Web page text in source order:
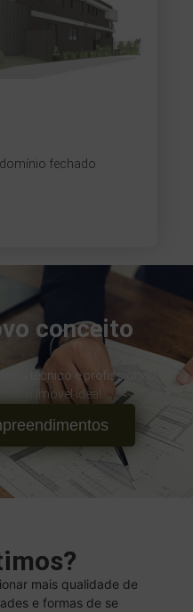
fechado
conceito
técnico e profissional
o imóvel ideal.
mais qualidade de
e formas de se